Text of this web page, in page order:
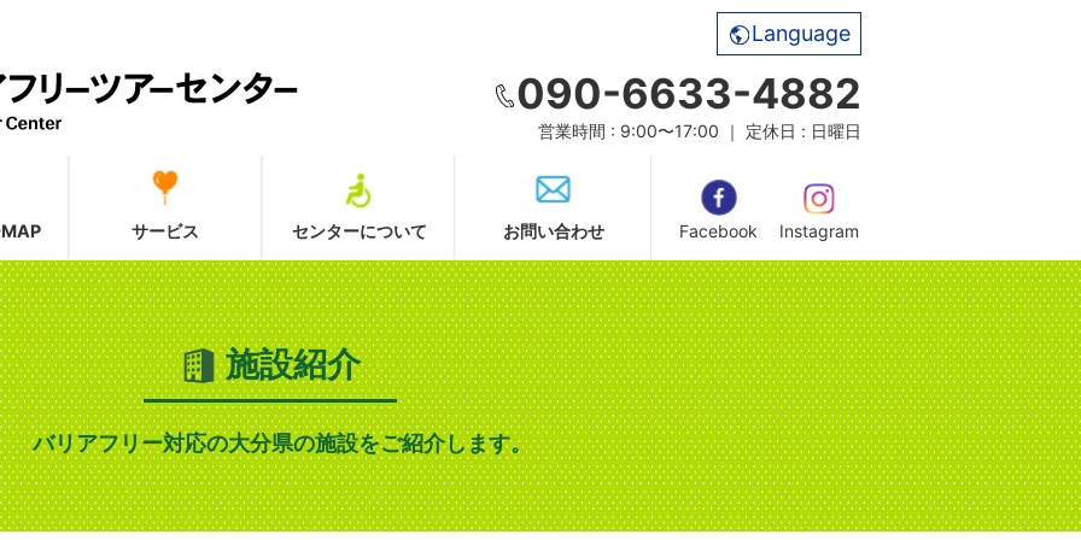
Language
090-6633-4882
営業時間 : 9:00〜17:00 ｜ 定休日 : 日曜日
サービス センターについて お問い合わせ Facebook Instagram
施設紹介
バリアフリー対応の大分県の施設をご紹介します。